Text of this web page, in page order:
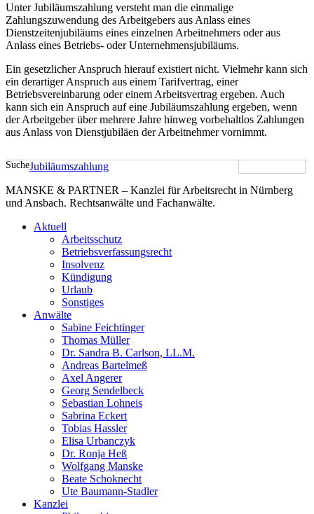
Unter Jubiläumszahlung versteht man die einmalige
Zahlungszuwendung des Arbeitgebers aus Anlass eines
Dienstzeitenjubiläums eines einzelnen Arbeitnehmers oder aus
Anlass eines Betriebs- oder Unternehmensjubiläums.
Ein gesetzlicher Anspruch hierauf existiert nicht. Vielmehr kann sich
ein derartiger Anspruch aus einem Tarifvertrag, einer
Betriebsvereinbarung oder einem Arbeitsvertrag ergeben. Auch
kann sich ein Anspruch auf eine Jubiläumszahlung ergeben, wenn
der Arbeitgeber über mehrere Jahre hinweg vorbehaltlos Zahlungen
aus Anlass von Dienstjubiläen der Arbeitnehmer vornimmt.
SucheJubiläumszahlung
MANSKE & PARTNER – Kanzlei für Arbeitsrecht in Nürnberg
und Ansbach. Rechtsanwälte und Fachanwälte.
Aktuell
Arbeitsschutz
Betriebsverfassungsrecht
Insolvenz
Kündigung
Urlaub
Sonstiges
Anwälte
Sabine Feichtinger
Thomas Müller
Dr. Sandra B. Carlson, LL.M.
Andreas Bartelmeß
Axel Angerer
Georg Sendelbeck
Sebastian Lohneis
Sabrina Eckert
Tobias Hassler
Elisa Urbanczyk
Dr. Ronja Heß
Wolfgang Manske
Beate Schoknecht
Ute Baumann-Stadler
Kanzlei